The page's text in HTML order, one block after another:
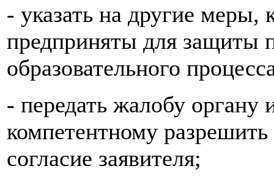
- указать на другие меры,
предприняты для защиты
образовательного
- передать жалобу
компетентному
согласие заявителя;